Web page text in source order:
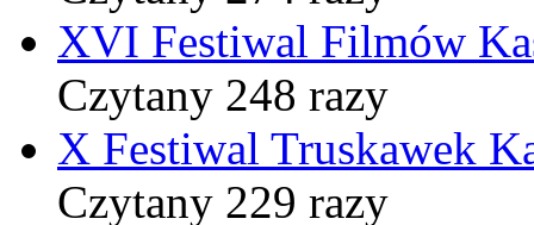
XVI Festiwal Filmów
Czytany 248 razy
X Festiwal Truskawek
Czytany 229 razy